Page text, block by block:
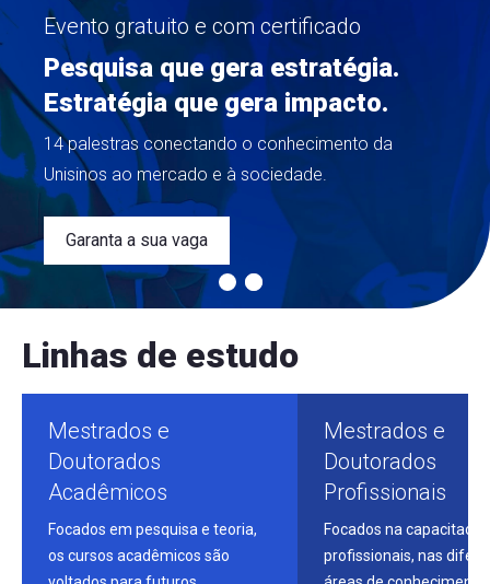
Evento gratuito e com certificado
Pesquisa que gera estratégia.
Estratégia que gera impacto.
14 palestras conectando o conhecimento da
Unisinos ao mercado e à sociedade.
Garanta a sua vaga
Linhas de estudo
Mestrados e
Doutorados
Acadêmicos
Focados em pesquisa e teoria,
os cursos acadêmicos são
Mestrados e
Doutorados
Profissionais
Focados na
profissionais, nas